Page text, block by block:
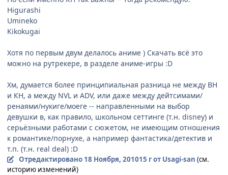
Higurashi
Umineko
Kikokugai
Хотя по первым двум делалось аниме ) Скачать всё это
можно на рутрекере, в разделе аниме-игры :D
Хм, думается более принципиальная разница не между ВН
и КН, а между NVL и ADV, или даже между дейтсимами/
ренаями/нукиге/моеге -- направленными на выбор
девушки в, как правило, школьном сеттинге (т.н. disney) и
серьёзными работами с сюжетом, не имеющим отношения
к романтике/порнухе, а например фантастика/детектив и
т.п. (т.н. real deal) :D
Отредактировано 18 Ноября, 201015 гот Usagi-san (см.
историю изменений)